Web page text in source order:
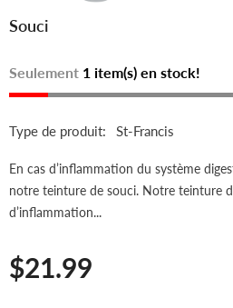
Souci
Seulement 1 item(s) en stock!
Type de produit: St-Francis
En cas d’inflammation du système
notre teinture de souci. Notre teinture
d’inflammation...
$21.99